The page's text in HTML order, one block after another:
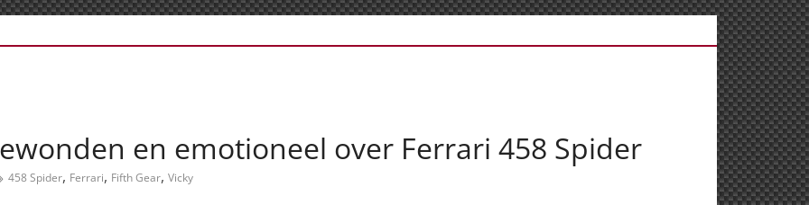
en emotioneel over Ferrari 458 Spider
458 Spider, Ferrari, Fifth Gear, Vicky